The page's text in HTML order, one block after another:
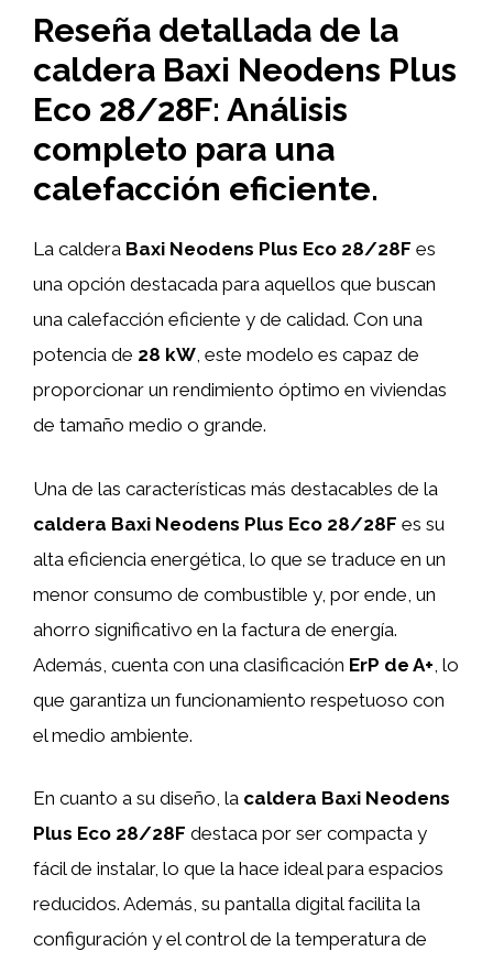
Reseña detallada de la
caldera Baxi Neodens Plus
Eco 28/28F: Análisis
completo para una
calefacción eficiente.
La caldera Baxi Neodens Plus Eco 28/28F es
una opción destacada para aquellos que buscan
una calefacción eficiente y de calidad. Con una
potencia de 28 kW, este modelo es capaz de
proporcionar un rendimiento óptimo en viviendas
de tamaño medio o grande.
Una de las características más destacables de la
caldera Baxi Neodens Plus Eco 28/28F es su
alta eficiencia energética, lo que se traduce en un
menor consumo de combustible y, por ende, un
ahorro significativo en la factura de energía.
Además, cuenta con una clasificación ErP de A+ , lo
que garantiza un funcionamiento respetuoso con
el medio ambiente.
En cuanto a su diseño, la caldera Baxi Neodens
Plus Eco 28/28F destaca por ser compacta y
fácil de instalar, lo que la hace ideal para espacios
reducidos. Además, su pantalla digital facilita la
configuración y el control de la temperatura de